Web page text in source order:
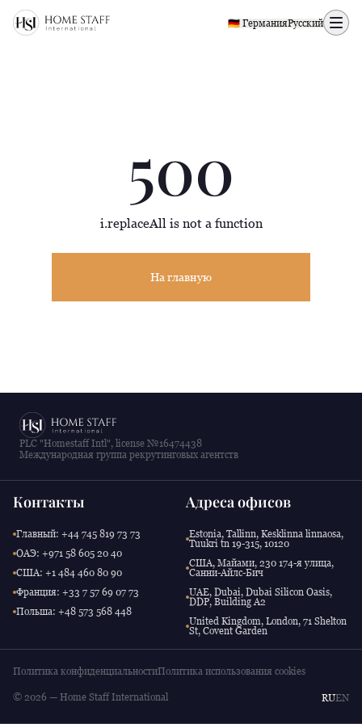
500 page
🇩🇪 ГерманияРусский
500
i.replaceAll is not a function
На главную
PLC "Homestaff Intl", license №16474438
Международная группа рекрутинговых агентств
Контакты
Главный: +44 745 819 73 73
ОАЭ: +971 58 605 20 40
США: +1 484 460 80 90
Франция: +33 7 57 69 07 73
Польша: +48 573 568 448
Адреса офисов
Estonia, Tallinn, Kesklinna linnaosa,
Tuukri tn 19-315, 10120
США, Майами, 230 174-я улица,
Санни-Айлс-Бич
UAE, Dubai, Dubai Silicon Oasis,
DDP, Building A2
United Kingdom, London, 71 Shelton
St, Covent Garden
Политика конфиденциальностиПолитика использования cookies
© 2026 — Home Staff International RUEN